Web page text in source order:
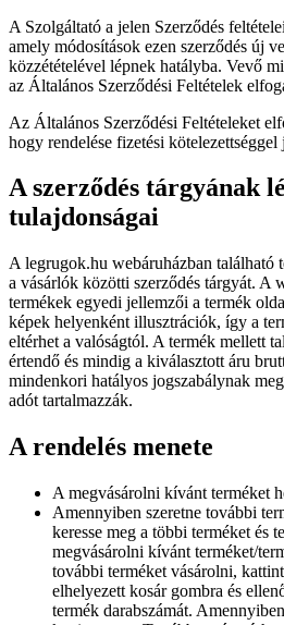
A Szolgáltató a jelen Szerződés
amely módosítások ezen szerződés új
közzétételével lépnek hatályba. Vevő
az Általános Szerződési Feltételek
Az Általános Szerződési Feltételeket
hogy rendelése fizetési kötelezettséggel
A szerződés tárgyának
tulajdonságai
A legrugok.hu webáruházban található
a vásárlók közötti szerződés tárgyát. A
termékek egyedi jellemzői a termék
képek helyenként illusztrációk, így a
eltérhet a valóságtól. A termék mellett
értendő és mindig a kiválasztott áru
mindenkori hatályos jogszabálynak
adót tartalmazzák.
A rendelés menete
A megvásárolni kívánt terméket
Amennyiben szeretne további
keresse meg a többi terméket és
megvásárolni kívánt terméket/
további terméket vásárolni,
elhelyezett kosár gombra és
termék darabszámát.